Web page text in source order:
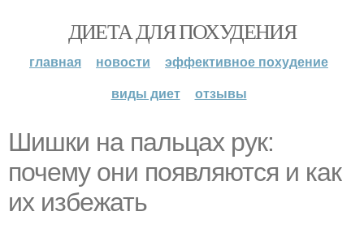
ДИЕТА ДЛЯ ПОХУДЕНИЯ
главная новости
эффективное похудение
виды диет
отзывы
Шишки на пальцах рук:
почему они появляются и как
их избежать